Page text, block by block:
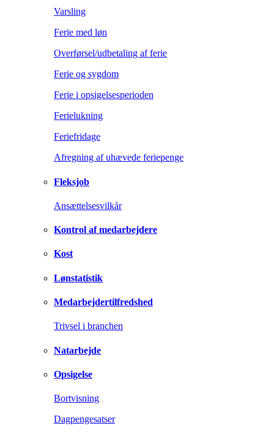
Varsling
Ferie med løn
Overførsel/udbetaling af ferie
Ferie og sygdom
Ferie i opsigelsesperioden
Ferielukning
Feriefridage
Afregning af uhævede feriepenge
Fleksjob
Ansættelsesvilkår
Kontrol af medarbejdere
Kost
Lønstatistik
Medarbejdertilfredshed
Trivsel i branchen
Natarbejde
Opsigelse
Bortvisning
Dagpengesatser